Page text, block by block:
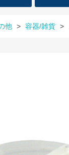
他 > 容器/雑貨 >